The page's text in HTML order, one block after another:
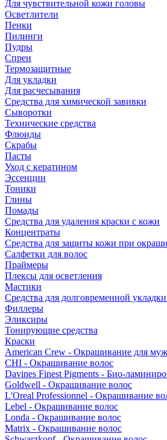
Для чувствительной кожи головы
Осветлители
Пенки
Пилинги
Пудры
Спреи
Термозащитные
Для укладки
Для расчесывания
Средства для химической завивки
Сыворотки
Технические средства
Флюиды
Скрабы
Пасты
Уход с кератином
Эссенции
Тоники
Глины
Помады
Средства для удаления краски с кожи
Концентраты
Средства для защиты кожи при
Салфетки для волос
Праймеры
Плексы для осветления
Мастики
Средства для долговременной
Филлеры
Эликсиры
Тонирующие средства
Краски
American Crew - Окрашивание для
CHI - Окрашивание волос
Davines Finest Pigments - Био-
Goldwell - Окрашивание волос
L'Oreal Professionnel - Окрашивание
Lebel - Окрашивание волос
Londa - Окрашивание волос
Matrix - Окрашивание волос